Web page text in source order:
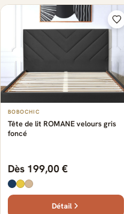
BOBOCHIC
Tête de lit ROMANE velours gris
foncé
Dès 199,00 €
Détail